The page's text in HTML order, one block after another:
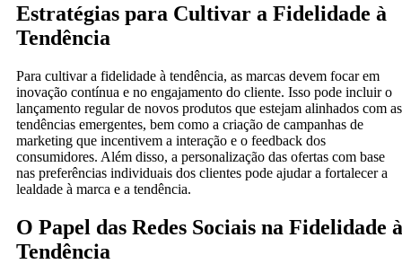
Estratégias para Cultivar a Fidelidade à
Tendência
Para cultivar a fidelidade à tendência, as marcas devem focar em
inovação contínua e no engajamento do cliente. Isso pode incluir o
lançamento regular de novos produtos que estejam alinhados com as
tendências emergentes, bem como a criação de campanhas de
marketing que incentivem a interação e o feedback dos
consumidores. Além disso, a personalização das ofertas com base
nas preferências individuais dos clientes pode ajudar a fortalecer a
lealdade à marca e a tendência.
O Papel das Redes Sociais na Fidelidade à
Tendência